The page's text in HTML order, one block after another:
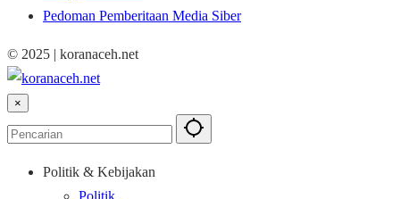
Pedoman Pemberitaan Media Siber
© 2025 | koranaceh.net
×
Politik & Kebijakan
Politik